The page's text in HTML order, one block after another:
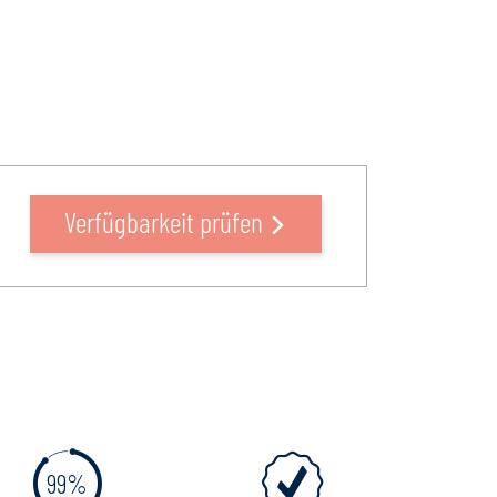
Verfügbarkeit prüfen
99%